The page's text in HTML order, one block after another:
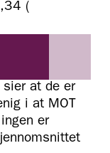
(
sier at de er
i at MOT
er